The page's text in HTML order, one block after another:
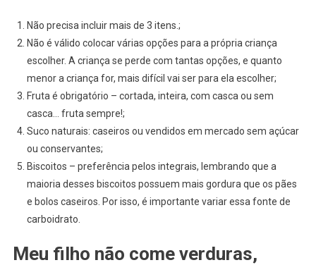
Não precisa incluir mais de 3 itens.;
Não é válido colocar várias opções para a própria criança
escolher. A criança se perde com tantas opções, e quanto
menor a criança for, mais difícil vai ser para ela escolher;
Fruta é obrigatório – cortada, inteira, com casca ou sem
casca… fruta sempre!;
Suco naturais: caseiros ou vendidos em mercado sem açúcar
ou conservantes;
Biscoitos – preferência pelos integrais, lembrando que a
maioria desses biscoitos possuem mais gordura que os pães
e bolos caseiros. Por isso, é importante variar essa fonte de
carboidrato.
Meu filho não come verduras,